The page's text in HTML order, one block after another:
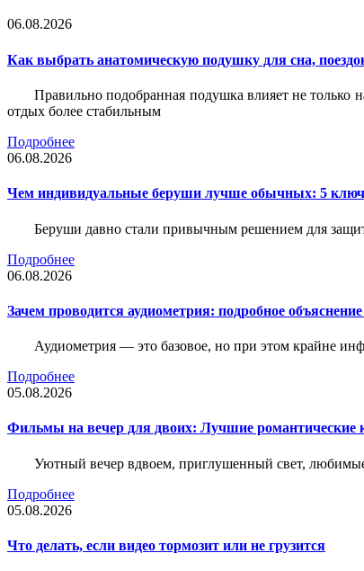
06.08.2026
Как выбрать анатомическую подушку для сна,
Правильно подобранная подушка влияет не
отдых более стабильным
Подробнее
06.08.2026
Чем индивидуальные беруши лучше обычных: 5
Беруши давно стали привычным решением для
Подробнее
06.08.2026
Зачем проводится аудиометрия: подробное
Аудиометрия — это базовое, но при этом крайне
Подробнее
05.08.2026
Фильмы на вечер для двоих: Лучшие романтические
Уютный вечер вдвоем, приглушенный свет,
Подробнее
05.08.2026
Что делать, если видео тормозит или не грузится